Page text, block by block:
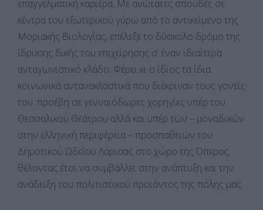
επαγγελματική καριέρα. Με ανώτατες σπουδές σε
κέντρα του εξωτερικού γύρω από το αντικείμενο της
Μοριακής Βιολογίας, επέλεξε το δύσκολο δρόμο της
ίδρυσης δικής του επιχείρησης σ’ έναν ιδιαίτερα
ανταγωνιστικό κλάδο. Φέρει κι ο ίδιος τα ίδια
κοινωνικά αντανακλαστικά που διέκριναν τους γονείς
του: προέβη σε γενναιόδωρες χορηγίες υπέρ του
Θεσσαλικού Θεάτρου αλλά και υπέρ των – μοναδικών
στην ελληνική περιφέρεια – προσπαθειών του
Δημοτικού Ωδείου Λάρισας στο χώρο της Όπερας,
θέλοντας έτσι να συμβάλλει στην ανάπτυξη και την
ανάδειξη του πολιτιστικού προϊόντος της πόλης μας.